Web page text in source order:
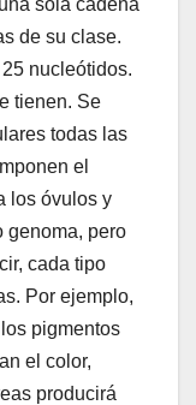
de su clase.
nucleótidos.
tienen. Se
todas las
el
los óvulos y
genoma, pero
cada tipo
Por ejemplo,
pigmentos
el color,
producirá